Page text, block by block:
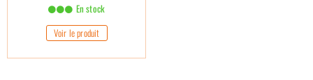
En stock
Voir le produit